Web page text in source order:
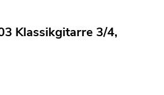
Klassikgitarre 3/4,